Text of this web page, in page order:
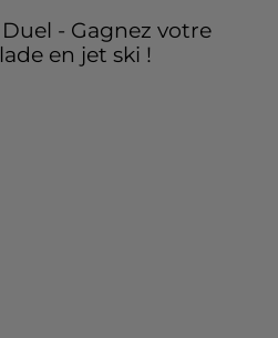
Duel - Gagnez votre
en jet ski !